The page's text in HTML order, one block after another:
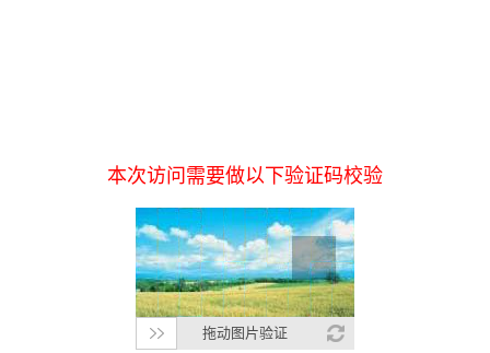
本次访问需要做以下验证码校验
拖动图片验证